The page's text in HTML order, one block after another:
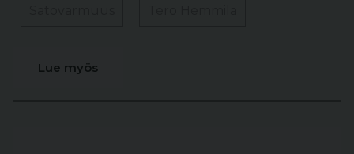
Lue myös